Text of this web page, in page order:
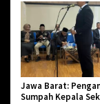
Jawa Barat:
Sumpah Kepala